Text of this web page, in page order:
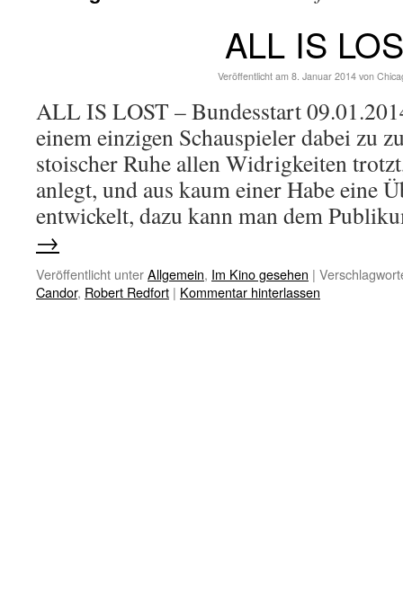
ALL IS
Veröffentlicht am 8. Januar 2014 von
ALL IS LOST – Bundesstart
einem einzigen Schauspieler dabei zu
stoischer Ruhe allen Widrigkeiten
anlegt, und aus kaum einer Habe eine
entwickelt, dazu kann man dem
→
Veröffentlicht unterAllgemein, Im Kino gesehen |
Candor, Robert Redfort | Kommentar hinterlassen